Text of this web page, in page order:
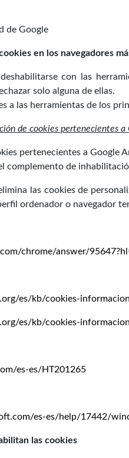
de Google
en los navegadores
con las
solo alguna de ellas.
a las herramientas de los
de cookies pertenecientes a
pertenecientes a Google
complemento de
las cookies de
ordenador o navegador
chrome/answer/
es/kb/cookies-
es/kb/cookies-
es-es/HT201265
es-es/help/17442/
las cookies